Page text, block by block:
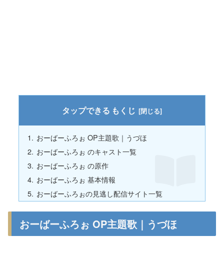
もくじ
おーばーふろぉ OP主題歌｜うづほ
おーばーふろぉ のキャスト一覧
おーばーふろぉ の原作
おーばーふろぉ 基本情報
おーばーふろぉの見逃し配信サイト一覧
おーばーふろぉ OP主題歌｜うづほ